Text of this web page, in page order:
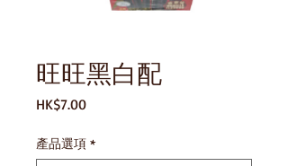
旺旺黑白配
HK$7.00價
產品選項 *